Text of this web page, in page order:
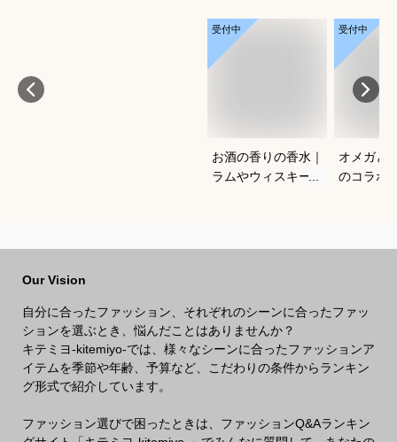
受付中
お酒の香りの香水｜
ラムやウィスキーな
受付中
オメガと
のコラボ
Our Vision
自分に合ったファッション、それぞれのシーンに合ったファッ
ションを選ぶとき、悩んだことはありませんか？
キテミヨ-kitemiyo-では、様々なシーンに合ったファッションア
イテムを季節や年齢、予算など、こだわりの条件からランキン
グ形式で紹介しています。
ファッション選びで困ったときは、ファッションQ&Aランキン